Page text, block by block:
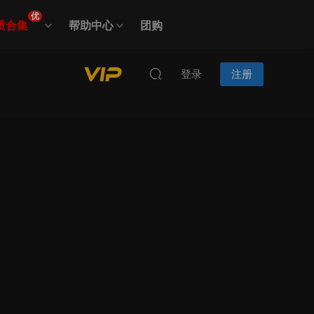
合集
优
帮助中心 团购
登录 注册